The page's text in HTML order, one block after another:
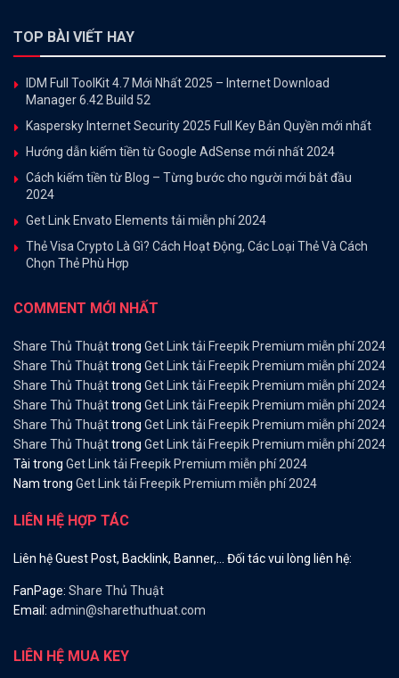
TOP BÀI VIẾT HAY
IDM Full ToolKit 4.7 Mới Nhất 2025 – Internet Download
Manager 6.42 Build 52
Kaspersky Internet Security 2025 Full Key Bản Quyền mới nhất
Hướng dẫn kiếm tiền từ Google AdSense mới nhất 2024
Cách kiếm tiền từ Blog – Từng bước cho người mới bắt đầu
2024
Get Link Envato Elements tải miễn phí 2024
Thẻ Visa Crypto Là Gì? Cách Hoạt Động, Các Loại Thẻ Và Cách
Chọn Thẻ Phù Hợp
COMMENT MỚI NHẤT
Share Thủ Thuậttrong Get Link tải Freepik Premium miễn phí 2024
Share Thủ Thuậttrong Get Link tải Freepik Premium miễn phí 2024
Share Thủ Thuậttrong Get Link tải Freepik Premium miễn phí 2024
Share Thủ Thuậttrong Get Link tải Freepik Premium miễn phí 2024
Share Thủ Thuậttrong Get Link tải Freepik Premium miễn phí 2024
Share Thủ Thuậttrong Get Link tải Freepik Premium miễn phí 2024
Tài trong Get Link tải Freepik Premium miễn phí 2024
Nam trong Get Link tải Freepik Premium miễn phí 2024
LIÊN HỆ HỢP TÁC
Liên hệ Guest Post, Backlink, Banner,… Đối tác vui lòng liên hệ:
FanPage: Share Thủ Thuật
Email: admin@sharethuthuat.com
LIÊN HỆ MUA KEY